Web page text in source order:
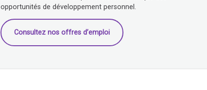
opportunités de développement personnel.
Consultez nos offres d’emploi